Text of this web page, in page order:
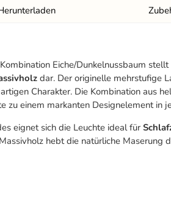
Eiche/Dunkelnussbaum
dar. Der originelle mehrstufige
Charakter. Die Kombination aus
zu einem markanten Designelement in
eignet sich die Leuchte ideal für
hebt die natürliche